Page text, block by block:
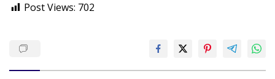
Post Views: 702